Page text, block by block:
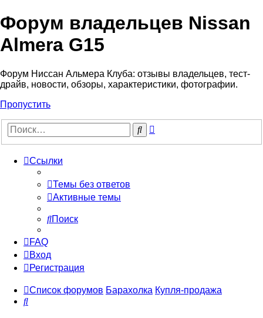
Форум владельцев Nissan
Almera G15
Форум Ниссан Альмера Клуба: отзывы владельцев, тест-
драйв, новости, обзоры, характеристики, фотографии.
Пропустить
Поиск
Ссылки
Темы без ответов
Активные темы
Поиск
FAQ
Вход
Регистрация
Список форумов Барахолка Купля-продажа
Поиск